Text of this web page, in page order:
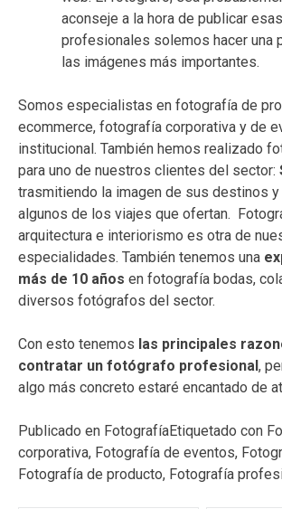
aconseje a la hora de publicar
profesionales solemos hacer una
las imágenes más importantes.
Somos especialistas en fotografía de
ecommerce, fotografía corporativa y de
institucional. También hemos realizado
para uno de nuestros clientes del sector:
trasmitiendo la imagen de sus destinos y
algunos de los viajes que ofertan.
arquitectura e interiorismo es otra de
especialidades. También tenemos una
más de 10 años en fotografía bodas,
diversos fotógrafos del sector.
Con esto tenemos las principales
contratar un fotógrafo profesional,
algo más concreto estaré encantado de
Publicado en FotografíaEtiquetado con
corporativa, Fotografía de eventos,
Fotografía de producto, Fotografía